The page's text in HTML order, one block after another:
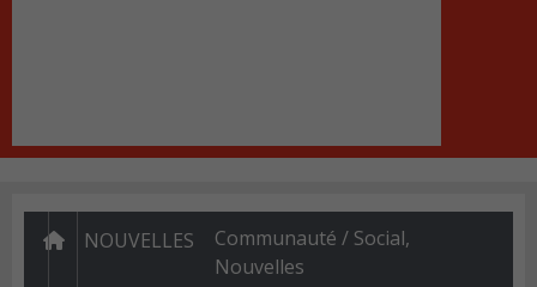
NOUVELLES Communauté / Social,
Nouvelles